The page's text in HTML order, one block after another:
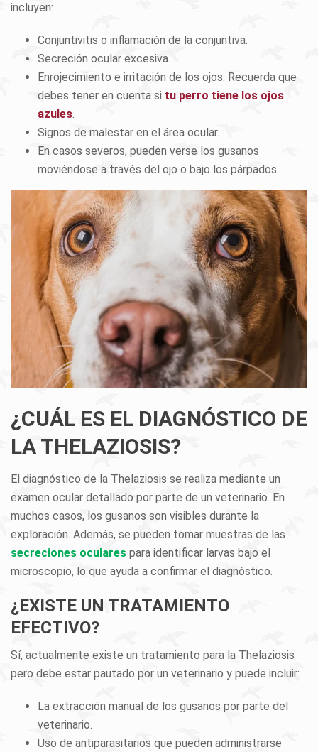
incluyen:
Conjuntivitis o inflamación de la conjuntiva.
Secreción ocular excesiva.
Enrojecimiento e irritación de los ojos. Recuerda que
debes tener en cuenta si tu perro tiene los ojos
azules.
Signos de malestar en el área ocular.
En casos severos, pueden verse los gusanos
moviéndose a través del ojo o bajo los párpados.
¿CUÁL ES EL DIAGNÓSTICO DE
LA THELAZIOSIS?
El diagnóstico de la Thelaziosis se realiza mediante un
examen ocular detallado por parte de un veterinario. En
muchos casos, los gusanos son visibles durante la
exploración. Además, se pueden tomar muestras de las
secreciones oculares para identificar larvas bajo el
microscopio, lo que ayuda a confirmar el diagnóstico.
¿EXISTE UN TRATAMIENTO
EFECTIVO?
Sí, actualmente existe un tratamiento para la Thelaziosis
pero debe estar pautado por un veterinario y puede incluir:
La extracción manual de los gusanos por parte del
veterinario.
Uso de antiparasitarios que pueden administrarse